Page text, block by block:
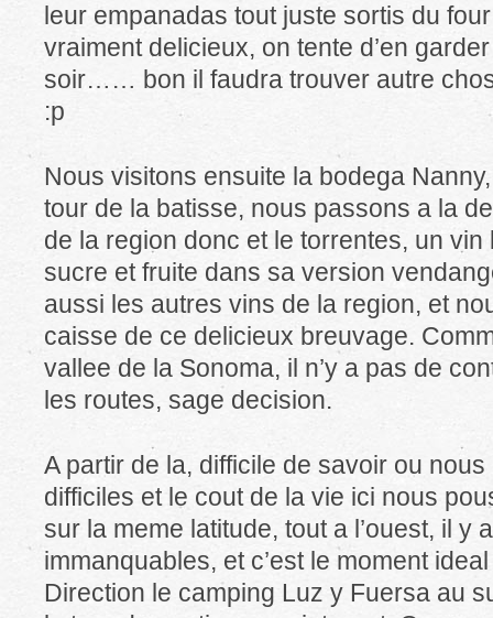
leur empanadas tout juste sortis du
vraiment delicieux, on tente d’en
soir…… bon il faudra trouver autre
:p
Nous visitons ensuite la bodega
tour de la batisse, nous passons a la
de la region donc et le torrentes, un
sucre et fruite dans sa version
aussi les autres vins de la region, et
caisse de ce delicieux breuvage.
vallee de la Sonoma, il n’y a pas de
les routes, sage decision.
A partir de la, difficile de savoir ou
difficiles et le cout de la vie ici nous
sur la meme latitude, tout a l’ouest, il y
immanquables, et c’est le moment
Direction le camping Luz y Fuersa au